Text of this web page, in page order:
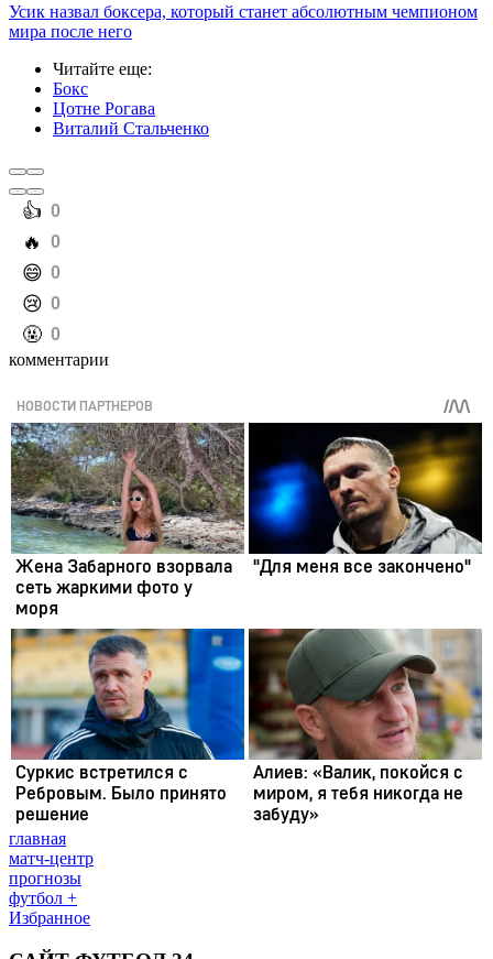
Усик назвал боксера, который станет абсолютным чемпионом
мира после него
Читайте еще:
Бокс
Цотне Рогава
Виталий Стальченко
️👍 0
️🔥 0
️😄 0
️😢 0
️🤬 0
комментарии
главная
матч-центр
прогнозы
футбол +
Избранное